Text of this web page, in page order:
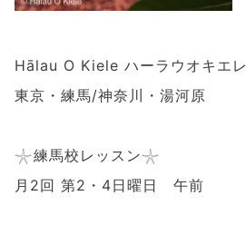
Hālau O Kiele ハーラウオキエレ
東京・練馬/神奈川・湯河原
𓇼練馬校レッスン𓇼
月2回 第2・4日曜日 午前